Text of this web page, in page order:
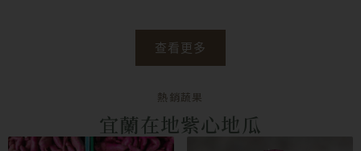
查看更多
熱銷蔬果
宜蘭在地紫心地瓜